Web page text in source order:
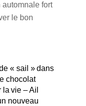
fort
le bon
« sail » dans
chocolat
vie – Ail
nouveau